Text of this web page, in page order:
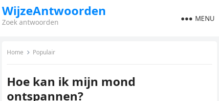
WijzeAntwoorden
Zoek antwoorden MENU
Home Populair
Hoe kan ik mijn mond
ontspannen?